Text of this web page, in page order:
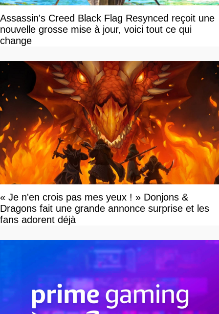
Assassin's Creed Black Flag Resynced reçoit une
nouvelle grosse mise à jour, voici tout ce qui
change
« Je n'en crois pas mes yeux ! » Donjons &
Dragons fait une grande annonce surprise et les
fans adorent déjà